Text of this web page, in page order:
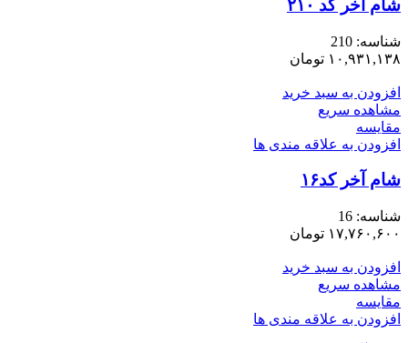
شام آخر کد ۲۱۰
شناسه: 210
۱۰,۹۳۱,۱۳۸ تومان
افزودن به سبد خرید
مشاهده سریع
مقایسه
افزودن به علاقه مندی ها
شام آخر کد۱۶
شناسه: 16
۱۷,۷۶۰,۶۰۰ تومان
افزودن به سبد خرید
مشاهده سریع
مقایسه
افزودن به علاقه مندی ها